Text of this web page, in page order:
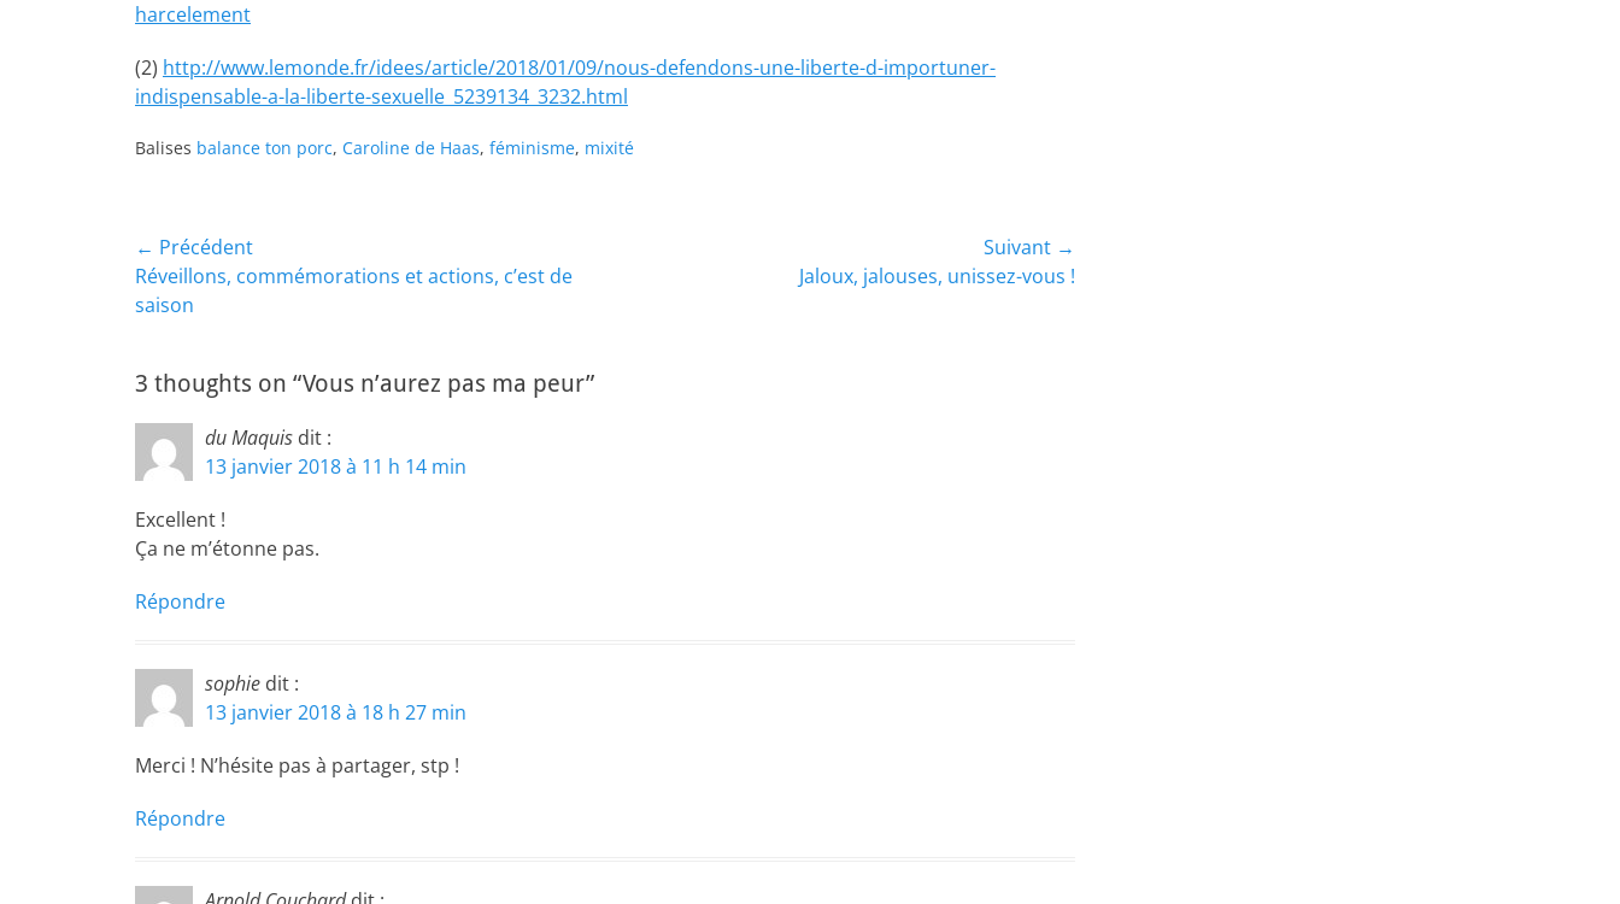
harcelement
(2) http://www.lemonde.fr/idees/article/2018/01/09/nous-defendons-une-liberte-d-importuner-
indispensable-a-la-liberte-sexuelle_5239134_3232.html
Balises balance ton porc, Caroline de Haas, féminisme, mixité
Navigation
de
← Précédent
Article
précédent :
Réveillons, commémorations et actions, c’est de
saison
Suivant →
Jaloux, jalouses, unissez-vous !
3 thoughts on “Vous n’aurez pas ma peur”
du Maquis dit :
13 janvier 2018 à 11 h 14 min
Excellent !
Ça ne m’étonne pas.
Répondre
sophie dit :
13 janvier 2018 à 18 h 27 min
Merci ! N’hésite pas à partager, stp !
Répondre